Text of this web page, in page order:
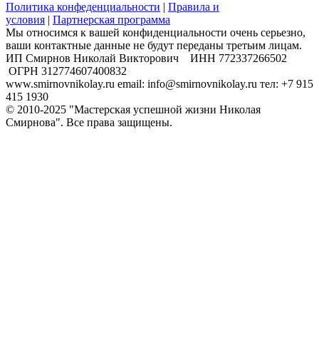
Политика конфеденциальности | Правила и
условия | Партнерская программа
Мы относимся к вашей конфиденциальности очень серьезно,
ваши контактные данные не будут переданы третьим лицам.
​ИП Смирнов Николай Викторович ИНН 772337266502
ОГРН 312774607400832
www.smirnovnikolay.ru email: info@smirnovnikolay.ru тел: +7 915
415 1930
© 2010-2025 "Мастерская успешной жизни Николая
Смирнова". Все права защищены.